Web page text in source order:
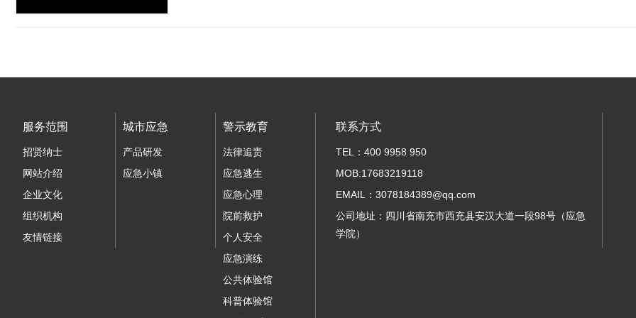
服务范围
招贤纳士
网站介绍
企业文化
组织机构
友情链接
城市应急
产品研发
应急小镇
警示教育
法律追责
应急逃生
应急心理
院前救护
个人安全
应急演练
公共体验馆
科普体验馆
联系方式
TEL：400 9958 950
MOB:17683219118
EMAIL：3078184389@qq.com
公司地址：四川省南充市西充县安汉大道一段98号（应急
学院）